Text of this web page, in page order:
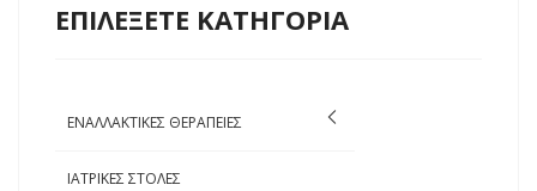
ΕΠΙΛΕΞΕΤΕ ΚΑΤΗΓΟΡΙΑ
ΕΝΑΛΛΑΚΤΙΚΕΣ ΘΕΡΑΠΕΙΕΣ
ΙΑΤΡΙΚΕΣ ΣΤΟΛΕΣ